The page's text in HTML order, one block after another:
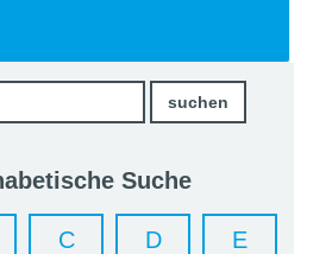
Suche
C D E